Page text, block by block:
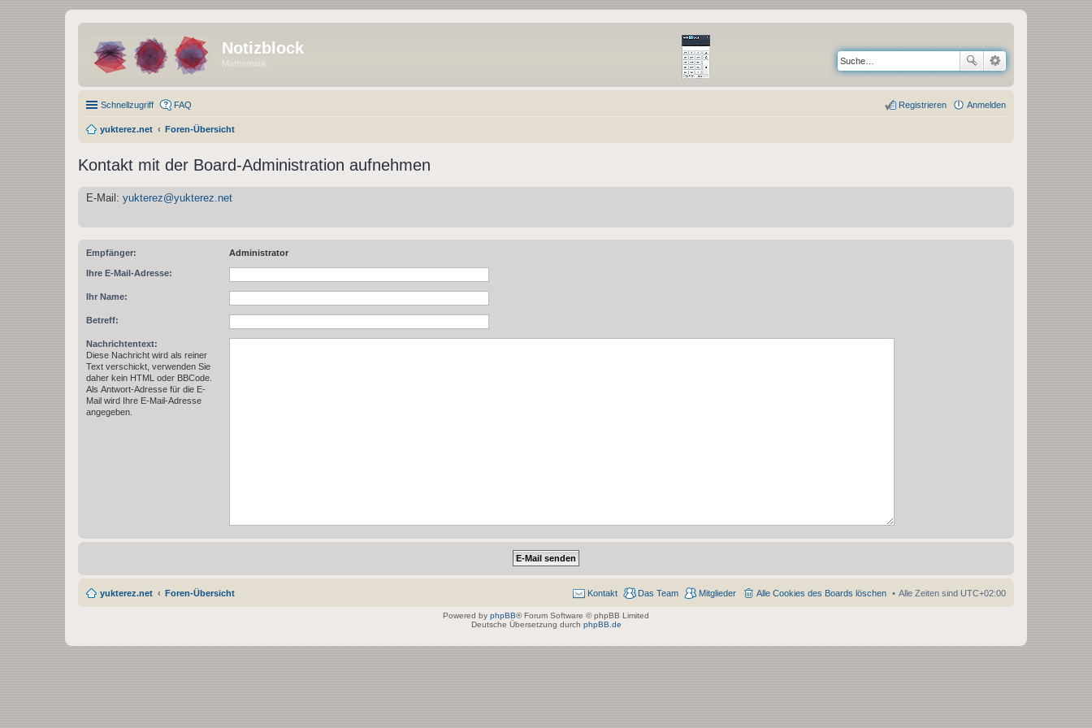
Notizblock
Mathematik
Schnellzugriff FAQ Anmelden
Registrieren
yukterez.net Foren-Übersicht
Kontakt mit der Board-Administration aufnehmen
E-Mail: yukterez@yukterez.net
Empfänger: Administrator
Ihre E-Mail-Adresse:
Ihr Name:
Betreff:
Nachrichtentext:
Diese Nachricht wird als reiner
Text verschickt, verwenden Sie
daher kein HTML oder BBCode.
Als Antwort-Adresse für die E-
Mail wird Ihre E-Mail-Adresse
angegeben.
yukterez.net Foren-Übersicht Alle Zeiten sind UTC+02:00
Alle Cookies des Boards löschen
Mitglieder
Das Team
Kontakt
Powered by phpBB® Forum Software © phpBB Limited
Deutsche Übersetzung durch phpBB.de